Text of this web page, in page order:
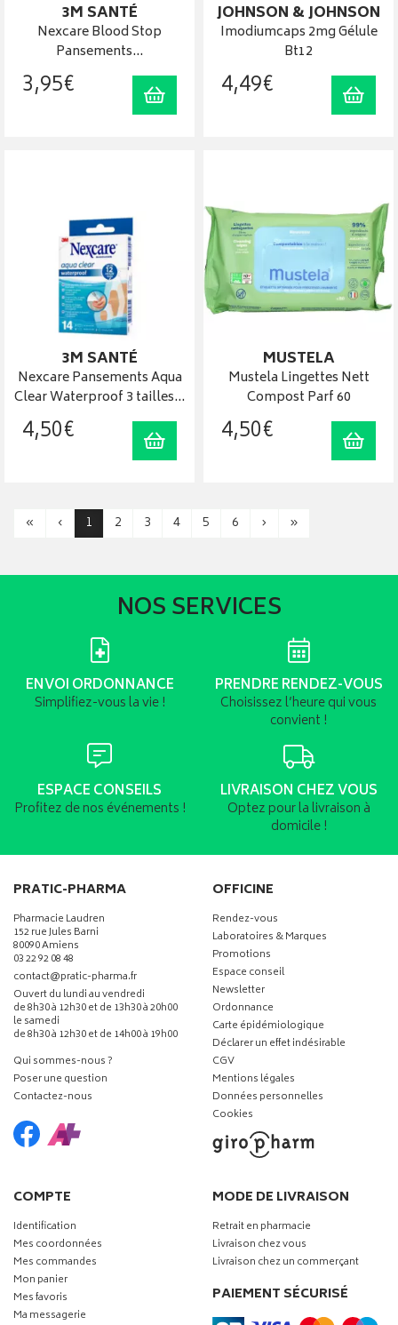
3M SANTÉ
Nexcare Blood Stop
Pansements…
3,95€ Ajouter au panier
JOHNSON & JOHNSON
Imodiumcaps 2mg Gélule
Bt12
4,49€
3M SANTÉ
Nexcare Pansements Aqua
Clear Waterproof 3 tailles…
4,50€ Ajouter au panier
MUSTELA
Mustela Lingettes Nett
Compost Parf 60
4,50€
« ‹ 1 2 3 4 5 6 › »
NOS SERVICES
ENVOI ORDONNANCE
Simplifiez-vous la vie !
PRENDRE RENDEZ-VOUS
Choisissez l’heure qui vous
convient !
ESPACE CONSEILS
Profitez de nos événements !
LIVRAISON CHEZ VOUS
Optez pour la livraison à
domicile !
PRATIC-PHARMA
Pharmacie Laudren
152 rue Jules Barni
80090 Amiens
03 22 92 08 48
contact-
@-
pratic-pharma.fr
Ouvert du lundi au vendredi
de 8h30 à 12h30 et de 13h30 à 20h00
le samedi
de 8h30 à 12h30 et de 14h00 à 19h00
Qui sommes-nous ?
Poser une question
Contactez-nous
OFFICINE
Rendez-vous
Laboratoires & Marques
Promotions
Espace conseil
Newsletter
Ordonnance
Carte épidémiologique
Déclarer un effet indésirable
CGV
Mentions légales
Données personnelles
Cookies
COMPTE
Identification
Mes coordonnées
Mes commandes
Mon panier
Mes favoris
Ma messagerie
MODE DE LIVRAISON
Retrait en pharmacie
Livraison chez vous
Livraison chez un commerçant
PAIEMENT SÉCURISÉ